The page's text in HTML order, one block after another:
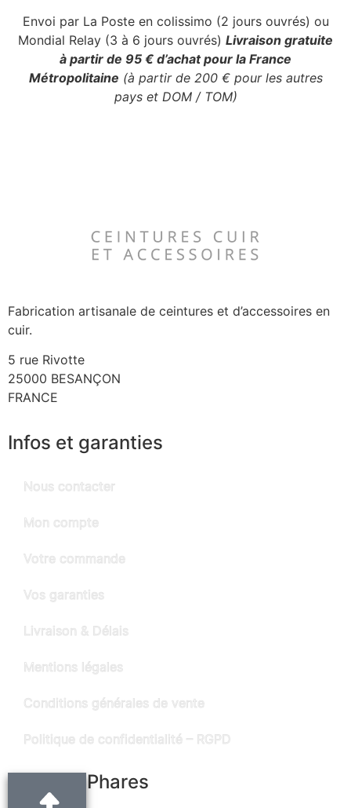
Envoi par La Poste en colissimo (2 jours ouvrés) ou
Mondial Relay (3 à 6 jours ouvrés) Livraison gratuite
à partir de 95 € d’achat pour la France
Métropolitaine (à partir de 200 € pour les autres
pays et DOM / TOM)
Fabrication artisanale de ceintures et d’accessoires en
cuir.
5 rue Rivotte
25000 BESANÇON
FRANCE
Infos et garanties
Nous contacter
Mon compte
Votre commande
Vos garanties
Livraison & Délais
Mentions légales
Conditions générales de vente
Politique de confidentialité – RGPD
Produits Phares